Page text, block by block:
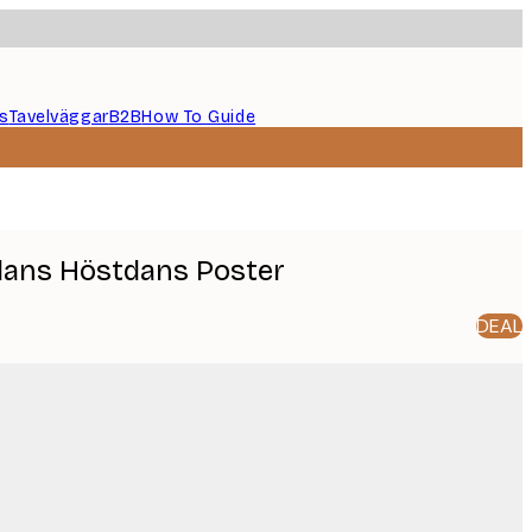
TavelväggarB2BHow To Guide
Höstdans Poster
DEAL